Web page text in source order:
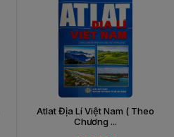
Atlat Địa Lí Việt Nam ( Theo
Chương ...